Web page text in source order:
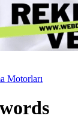
Motorları